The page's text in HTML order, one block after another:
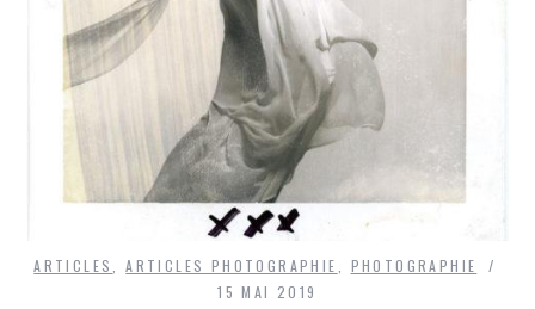
ARTICLES ,ARTICLES PHOTOGRAPHIE
PHOTOGRAPHIE
15 MAI 2019